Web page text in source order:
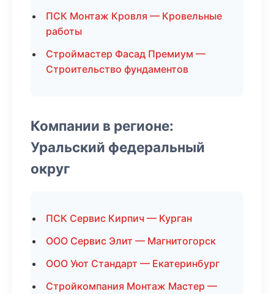
ПСК Монтаж Кровля — Кровельные
работы
Строймастер Фасад Премиум —
Строительство фундаментов
Компании в регионе:
Уральский федеральный
округ
ПСК Сервис Кирпич — Курган
ООО Сервис Элит — Магнитогорск
ООО Уют Стандарт — Екатеринбург
Стройкомпания Монтаж Мастер —